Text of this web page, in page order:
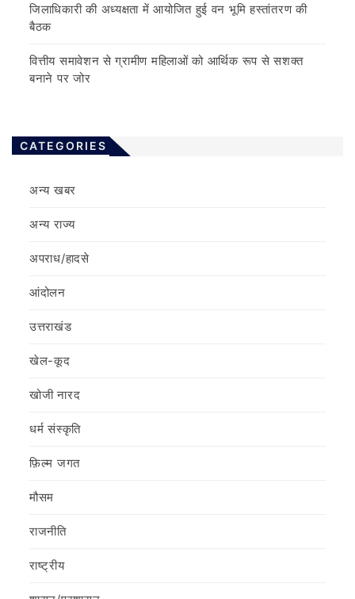
जिलाधिकारी की अध्यक्षता में आयोजित हुई वन भूमि हस्तांतरण की
बैठक
वित्तीय समावेशन से ग्रामीण महिलाओं को आर्थिक रूप से सशक्त
बनाने पर जोर
CATEGORIES
अन्य खबर
अन्य राज्य
अपराध/हादसे
आंदोलन
उत्तराखंड
खेल-कूद
खोजी नारद
धर्म संस्कृति
फ़िल्‍म जगत
मौसम
राजनीति
राष्ट्रीय